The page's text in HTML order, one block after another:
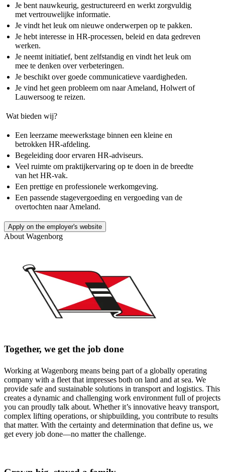
Je bent nauwkeurig, gestructureerd en werkt zorgvuldig
met vertrouwelijke informatie.
Je vindt het leuk om nieuwe onderwerpen op te pakken.
Je hebt interesse in HR-processen, beleid en data gedreven
werken.
Je neemt initiatief, bent zelfstandig en vindt het leuk om
mee te denken over verbeteringen.
Je beschikt over goede communicatieve vaardigheden.
Je vind het geen probleem om naar Ameland, Holwert of
Lauwersoog te reizen.
Wat bieden wij?
Een leerzame meewerkstage binnen een kleine en
betrokken HR-afdeling.
Begeleiding door ervaren HR-adviseurs.
Veel ruimte om praktijkervaring op te doen in de breedte
van het HR-vak.
Een prettige en professionele werkomgeving.
Een passende stagevergoeding en vergoeding van de
overtochten naar Ameland.
Apply on the employer's website
About Wagenborg
Together, we get the job done
Working at Wagenborg means being part of a globally operating
company with a fleet that impresses both on land and at sea. We
provide safe and sustainable solutions in transport and logistics. This
creates a dynamic and challenging work environment full of projects
you can proudly talk about. Whether it’s innovative heavy transport,
complex lifting operations, or shipbuilding, you contribute to results
that matter. With the certainty and determination that define us, we
get every job done—no matter the challenge.